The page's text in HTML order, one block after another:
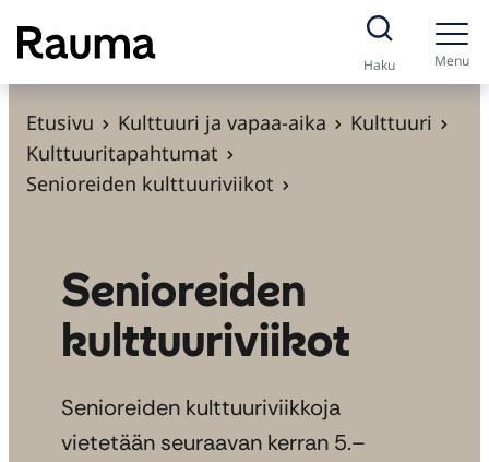
S
i
Haku Menu
Etusivu Kulttuuri ja vapaa-aika
Kulttuuri
Kulttuuritapahtumat
Senioreiden kulttuuriviikot
Senioreiden
kulttuuriviikot
Senioreiden kulttuuriviikkoja
vietetään seuraavan kerran 5.–